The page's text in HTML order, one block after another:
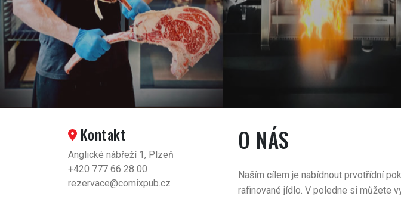
O NÁS
Naším cílem je nabídnout prvotřídní
rafinované jídlo. V poledne si můžete
Kontakt
Anglické nábřeží 1, Plzeň
+420 777 66 28 00
rezervace@comixpub.cz